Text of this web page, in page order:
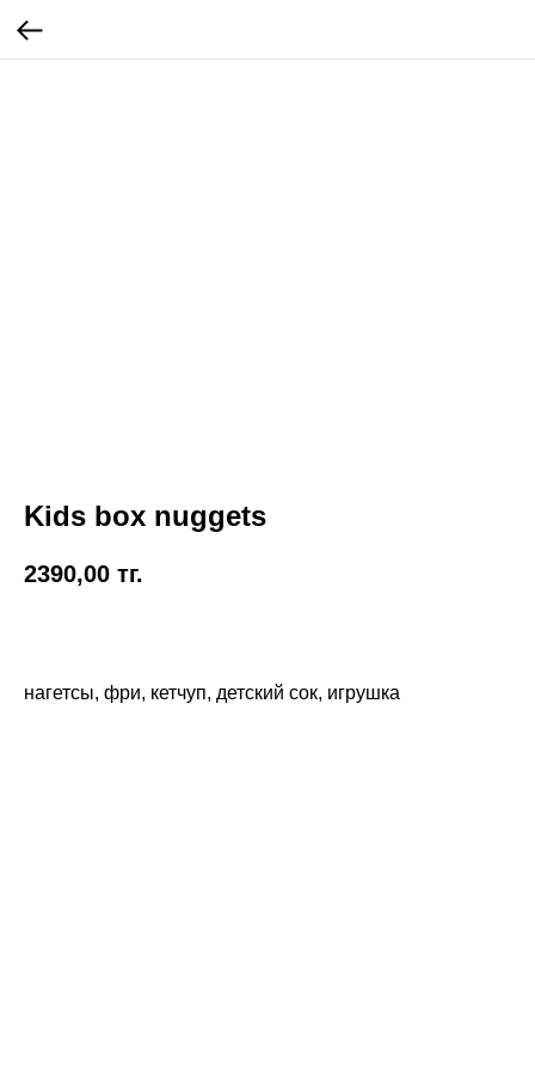
Kids box nuggets
2390,00 тг.
нагетсы, фри, кетчуп, детский сок, игрушка